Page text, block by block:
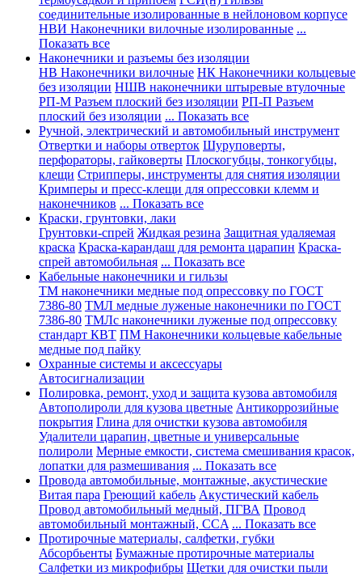
соединительные изолированные в нейлоновом корпусе
НВИ Наконечники вилочные изолированные ...
Показать все
Наконечники и разъемы без изоляции
НВ Наконечники вилочные НК Наконечники кольцевые
без изоляции НШВ наконечники штыревые втулочные
РП-М Разъем плоский без изоляции РП-П Разъем
плоский без изоляции ... Показать все
Ручной, электрический и автомобильный инструмент
Отвертки и наборы отверток Шуруповерты,
перфораторы, гайковерты Плоскогубцы, тонкогубцы,
клещи Стрипперы, инструменты для снятия изоляции
Кримперы и пресс-клещи для опрессовки клемм и
наконечников ... Показать все
Краски, грунтовки, лаки
Грунтовки-спрей Жидкая резина Защитная удаляемая
краска Краска-карандаш для ремонта царапин Краска-
спрей автомобильная ... Показать все
Кабельные наконечники и гильзы
ТМ наконечники медные под опрессовку по ГОСТ
7386-80 ТМЛ медные луженые наконечники по ГОСТ
7386-80 ТМЛс наконечники луженые под опрессовку
стандарт КВТ ПМ Наконечники кольцевые кабельные
медные под пайку
Охранные системы и аксессуары
Автосигнализации
Полировка, ремонт, уход и защита кузова автомобиля
Автополироли для кузова цветные Антикоррозийные
покрытия Глина для очистки кузова автомобиля
Удалители царапин, цветные и универсальные
полироли Мерные емкости, система смешивания красок,
лопатки для размешивания ... Показать все
Провода автомобильные, монтажные, акустические
Витая пара Греющий кабель Акустический кабель
Провод автомобильный медный, ПГВА Провод
автомобильный монтажный, CCA ... Показать все
Протирочные материалы, салфетки, губки
Абсорбьенты Бумажные протирочные материалы
Салфетки из микрофибры Щетки для очистки пыли